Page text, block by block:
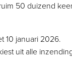
50 duizend
10 januari 2026.
uit alle